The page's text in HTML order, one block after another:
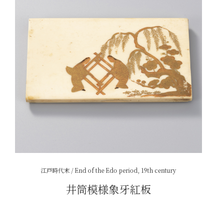
江戸時代末 / End of the Edo period, 19th century
井筒模様象牙紅板